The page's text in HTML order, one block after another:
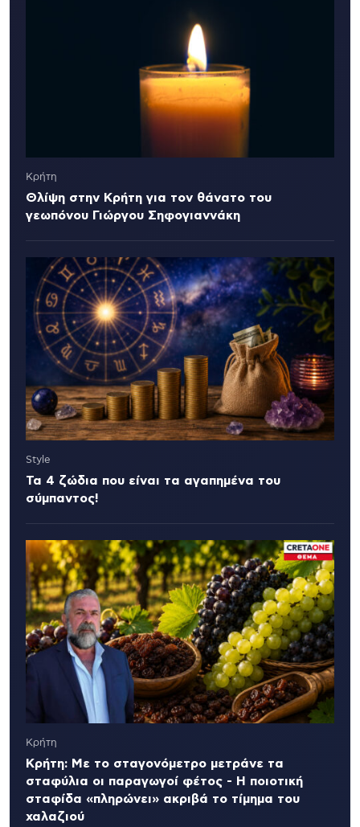
Κρήτη
Θλίψη στην Κρήτη για τον θάνατο του
γεωπόνου Γιώργου Σηφογιαννάκη
Style
Τα 4 ζώδια που είναι τα αγαπημένα του
σύμπαντος!
Κρήτη
Κρήτη: Με το σταγονόμετρο μετράνε τα
σταφύλια οι παραγωγοί φέτος - Η ποιοτική
σταφίδα «πληρώνει» ακριβά το τίμημα του
χαλαζιού